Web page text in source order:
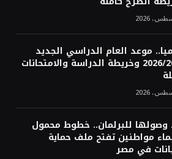
موعد العام الدراسي الجديد
2026/2027 وخريطة الدراسة والامتحانات
وصولها للبرلمان.. خطوط محمول
مواطنين تفتح ملف حماية
في مصر